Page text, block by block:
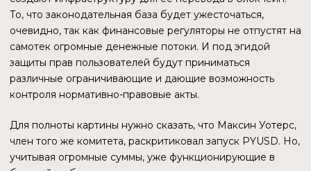
навсегда. Скорее всего, очень много действий, которые
мы сейчас совершаем, в будущем станут вноситься в
блокчейн, ведь почти все можно представить в виде
бонусом будет платность этих транзакций, так как любая
из них требует платы за газ. На многих бокчейнах это
маленькая сумма: центы или даже доли цента. Но если
представить грядущее количество транзакций в мире, то
прибыль сегодняшних успешных компаний лет через 10-
владельцам блокчейнов. Это гипотеза, но факты
позволяют предположить достаточно высокую ее
вероятность.